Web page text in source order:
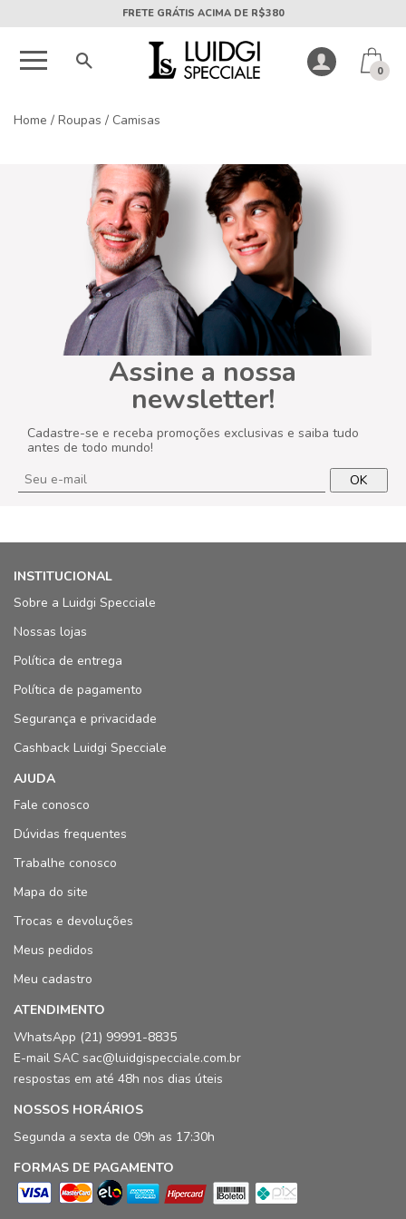
FRETE GRÁTIS ACIMA DE R$380
0
Home / Roupas / Camisas
Assine a nossa
newsletter!
Cadastre-se e receba promoções exclusivas e saiba tudo
antes de todo mundo!
OK
INSTITUCIONAL
Sobre a Luidgi Specciale
Nossas lojas
Política de entrega
Política de pagamento
Segurança e privacidade
Cashback Luidgi Specciale
AJUDA
Fale conosco
Dúvidas frequentes
Trabalhe conosco
Mapa do site
Trocas e devoluções
Meus pedidos
Meu cadastro
ATENDIMENTO
WhatsApp (21) 99991-8835
E-mail SAC sac@luidgispecciale.com.br
respostas em até 48h nos dias úteis
NOSSOS HORÁRIOS
Segunda a sexta de 09h as 17:30h
FORMAS DE PAGAMENTO